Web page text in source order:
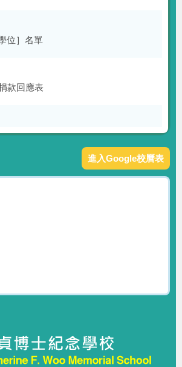
位］名單
款回應表
薪火相傳40載，非遺共同譜新章
進入Google校曆表